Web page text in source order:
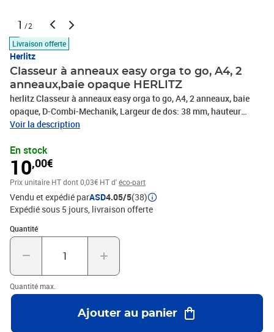
1 /2
Livraison offerte
Herlitz
Classeur à anneaux easy orga to go, A4, 2
anneaux,baie opaque HERLITZ
herlitz Classeur à anneaux easy orga to go, A4, 2 anneaux, baie
opaque, D-Combi-Mechanik, Largeur de dos: 38 mm, hauteur
maximale: 25 mm, compresseur en plastique, étiquette au dos,
Voir la description
En stock
10,00€
Prix unitaire HTdont 0,03€ HT d'éco-part
Vendu et expédié parASD4.05/5(38)
Expédié sous 5 jours livraison offerte
Quantité
Quantité : 1
Quantité max.
Ajouter au panier